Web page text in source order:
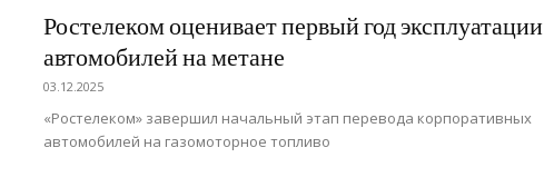
Ростелеком оценивает первый год эксплуатации
автомобилей на метане
03.12.2025
«Ростелеком» завершил начальный этап перевода корпоративных
автомобилей на газомоторное топливо